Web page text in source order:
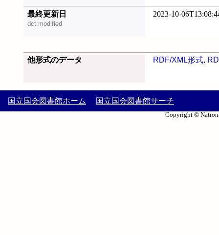
最終更新日
dct:modified
2023-10-
他形式のデータ RDF/XML形式,
国立国会図書館ホーム 国立国会図書館サーチ
Copyright ©